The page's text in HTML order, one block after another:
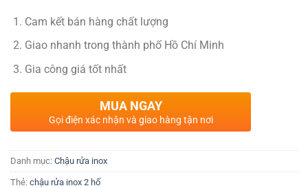
Cam kết bán hàng chất lượng
Giao nhanh trong thành phố Hồ Chí Minh
Gia công giá tốt nhất
MUA NGAY
Gọi điện xác nhận và giao hàng tận nơi
Danh mục: Chậu rửa inox
Thẻ: chậu rửa inox 2 hố